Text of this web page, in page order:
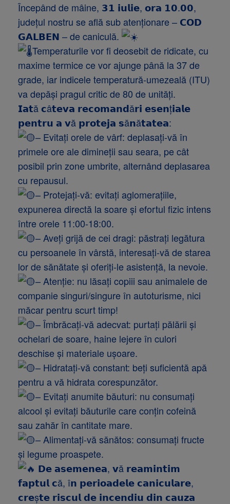
Începând de mâine, 𝟯𝟭 𝗶𝘂𝗹𝗶𝗲, 𝗼𝗿𝗮 𝟭𝟬.𝟬𝟬,
județul nostru se află sub atenționare – 𝗖𝗢𝗗
𝗚𝗔𝗟𝗕𝗘𝗡 – de caniculă.
Temperaturile vor fi deosebit de ridicate, cu
maxime termice ce vor ajunge până la 37 de
grade, iar indicele temperatură-umezeală (ITU)
va depăși pragul critic de 80 de unități.
𝗜𝗮𝘁ă 𝗰â𝘁𝗲𝘃𝗮 𝗿𝗲𝗰𝗼𝗺𝗮𝗻𝗱ă𝗿𝗶 𝗲𝘀𝗲𝗻ț𝗶𝗮𝗹𝗲
𝗽𝗲𝗻𝘁𝗿𝘂 𝗮 𝘃ă 𝗽𝗿𝗼𝘁𝗲𝗷𝗮 𝘀ă𝗻ă𝘁𝗮𝘁𝗲𝗮:
– Evitați orele de vârf: deplasați-vă în
primele ore ale dimineții sau seara, pe cât
posibil prin zone umbrite, alternând deplasarea
cu repausul.
– Protejați-vă: evitați aglomerațiile,
expunerea directă la soare și efortul fizic intens
între orele 11:00-18:00.
– Aveți grijă de cei dragi: păstrați legătura
cu persoanele în vârstă, interesați-vă de starea
lor de sănătate și oferiți-le asistență, la nevoie.
– Atenție: nu lăsați copiii sau animalele de
companie singuri/singure în autoturisme, nici
măcar pentru scurt timp!
– Îmbrăcați-vă adecvat: purtați pălării și
ochelari de soare, haine lejere în culori
deschise și materiale ușoare.
– Hidratați-vă constant: beți suficientă apă
pentru a vă hidrata corespunzător.
– Evitați anumite băuturi: nu consumați
alcool și evitați băuturile care conțin cofeină
sau zahăr în cantitate mare.
– Alimentați-vă sănătos: consumați fructe
și legume proaspete.
𝗗𝗲 𝗮𝘀𝗲𝗺𝗲𝗻𝗲𝗮, 𝘃ă 𝗿𝗲𝗮𝗺𝗶𝗻𝘁𝗶𝗺
𝗳𝗮𝗽𝘁𝘂𝗹 𝗰ă, î𝗻 𝗽𝗲𝗿𝗶𝗼𝗮𝗱𝗲𝗹𝗲 𝗰𝗮𝗻𝗶𝗰𝘂𝗹𝗮𝗿𝗲,
𝗰𝗿𝗲ș𝘁𝗲 𝗿𝗶𝘀𝗰𝘂𝗹 𝗱𝗲 𝗶𝗻𝗰𝗲𝗻𝗱𝗶𝘂 𝗱𝗶𝗻 𝗰𝗮𝘂𝘇𝗮